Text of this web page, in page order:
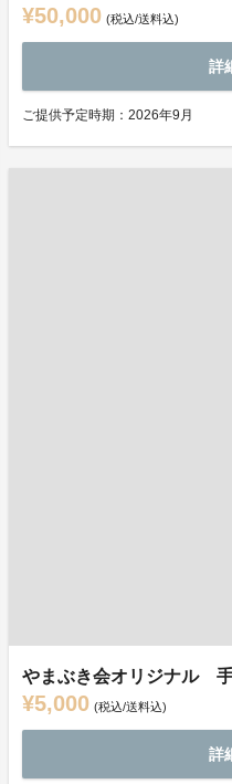
¥50,000 (税込/送料込)
詳
ご提供予定時期：2026年9月
やまぶき会オリジナル
¥5,000 (税込/送料込)
詳